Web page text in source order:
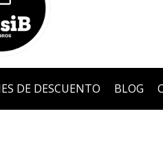
DE DESCUENTO BLOG